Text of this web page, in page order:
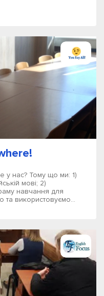
у нас? Тому що ми: 1)
мові; 2)
навчання для
та використовуємо...